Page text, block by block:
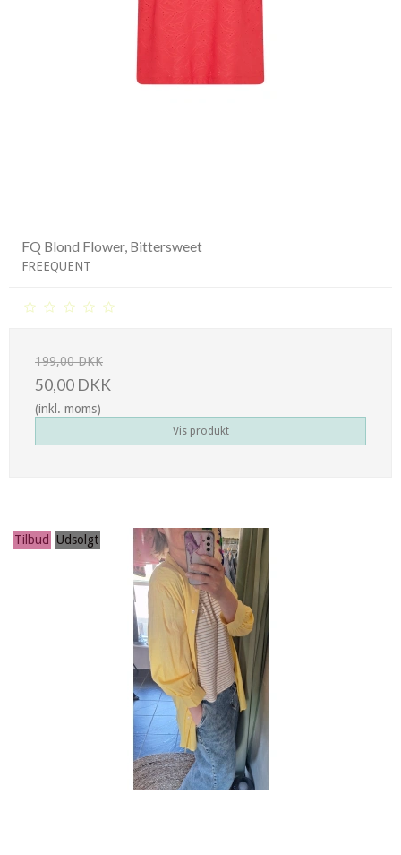
FQ Blond Flower, Bittersweet
FREEQUENT
199,00 DKK
50,00 DKK
(inkl. moms)
Vis produkt
Tilbud Udsolgt